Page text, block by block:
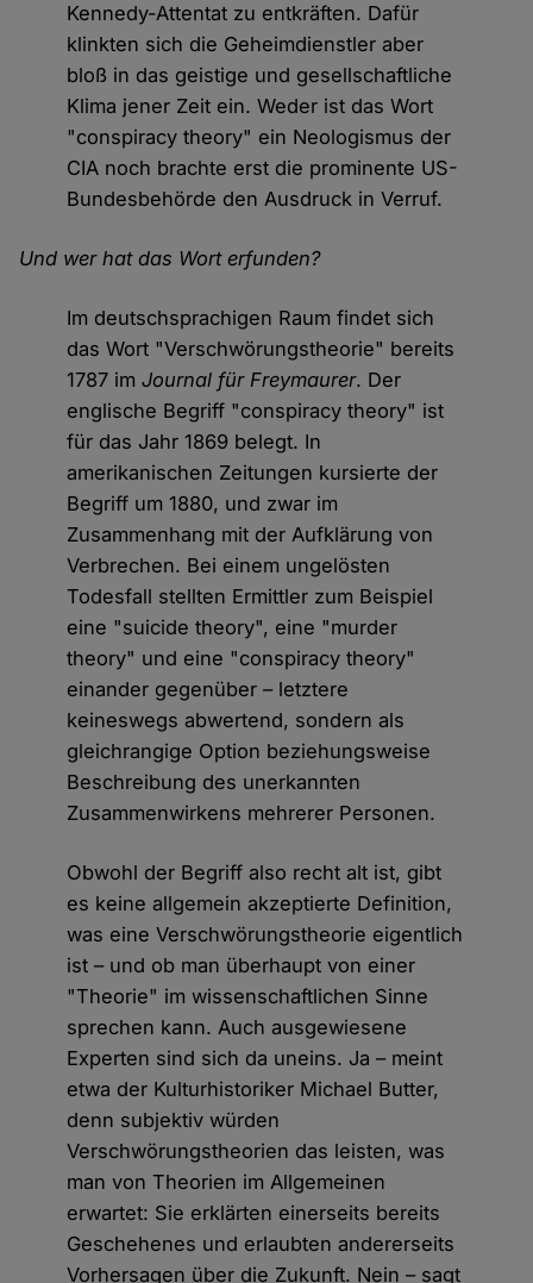
Kennedy-Attentat zu entkräften. Dafür
klinkten sich die Geheimdienstler aber
bloß in das geistige und gesellschaftliche
Klima jener Zeit ein. Weder ist das Wort
"conspiracy theory" ein Neologismus der
CIA noch brachte erst die prominente US-
Bundesbehörde den Ausdruck in Verruf.
Und wer hat das Wort erfunden?
Im deutschsprachigen Raum findet sich
das Wort "Verschwörungstheorie" bereits
1787 imJournal für Freymaurer. Der
englische Begriff "conspiracy theory" ist
für das Jahr 1869 belegt. In
amerikanischen Zeitungen kursierte der
Begriff um 1880, und zwar im
Zusammenhang mit der Aufklärung von
Verbrechen. Bei einem ungelösten
Todesfall stellten Ermittler zum Beispiel
eine "suicide theory", eine "murder
theory" und eine "conspiracy theory"
einander gegenüber – letztere
keineswegs abwertend, sondern als
gleichrangige Option beziehungsweise
Beschreibung des unerkannten
Zusammenwirkens mehrerer Personen.
Obwohl der Begriff also recht alt ist, gibt
es keine allgemein akzeptierte Definition,
was eine Verschwörungstheorie eigentlich
ist – und ob man überhaupt von einer
"Theorie" im wissenschaftlichen Sinne
sprechen kann. Auch ausgewiesene
Experten sind sich da uneins. Ja – meint
etwa der Kulturhistoriker Michael Butter,
denn subjektiv würden
Verschwörungstheorien das leisten, was
man von Theorien im Allgemeinen
erwartet: Sie erklärten einerseits bereits
Geschehenes und erlaubten andererseits
Vorhersagen über die Zukunft. Nein – sagt